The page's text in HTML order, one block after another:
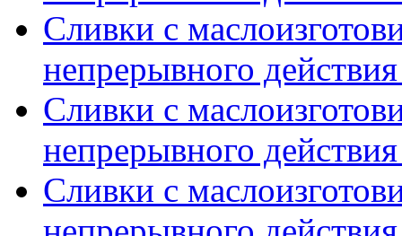
Сливки с
непрерывного
Сливки с
непрерывного
Сливки с